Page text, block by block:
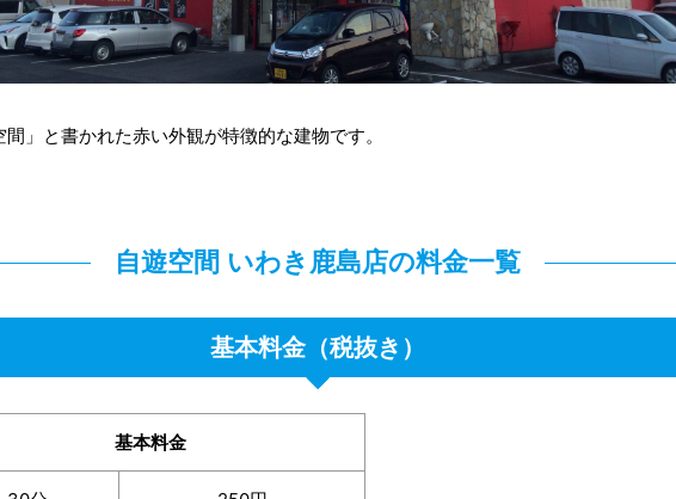
間」と書かれた赤い外観が特徴的な建物です。
自遊空間 いわき鹿島店の料金一覧
基本料金（税抜き）
基本料金